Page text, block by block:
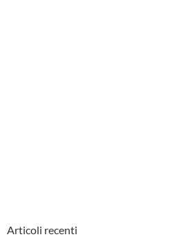
Articoli recenti